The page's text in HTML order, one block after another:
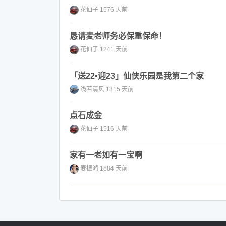
花仙子 1576 天前
恳请麦老师务必保重保命！
花仙子 1241 天前
「送22•迎23」仙侠乐园是我第二个家
浅若清风 1315 天前
点石成金
花仙子 1516 天前
家有一老如有一宝啊
麦振鸿 1884 天前